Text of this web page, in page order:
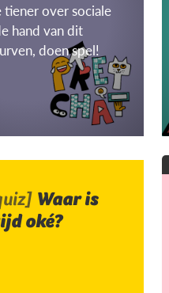
tiener over sociale
hand van dit
doen spel!
Waar is
oké?